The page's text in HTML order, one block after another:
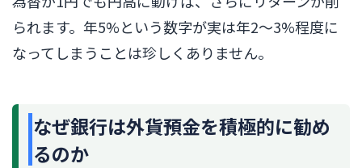
られます。年5%という数字が実は年2〜3%程度に
なってしまうことは珍しくありません。
なぜ銀行は外貨預金を積極的に勧め
るのか